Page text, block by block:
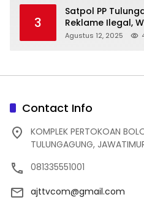
3
Satpol PP
Reklame Ilegal,
dan Indah
Agustus 12, 2025
Contact Info
KOMPLEK PERTOKOAN
TULUNGAGUNG,
081335551001
ajttvcom@gmail.com